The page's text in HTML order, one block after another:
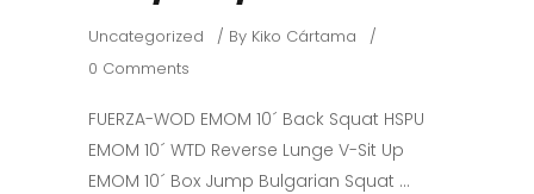
Uncategorized By Kiko Cártama
0 Comments
FUERZA-WOD EMOM 10´ Back Squat HSPU
EMOM 10´ WTD Reverse Lunge V-Sit Up
EMOM 10´ Box Jump Bulgarian Squat